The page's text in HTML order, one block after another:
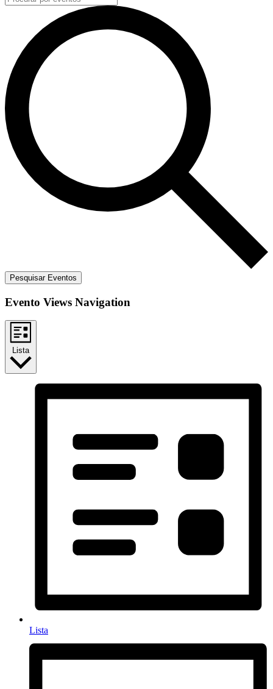
Pesquisar Eventos
Evento Views Navigation
Lista
Lista